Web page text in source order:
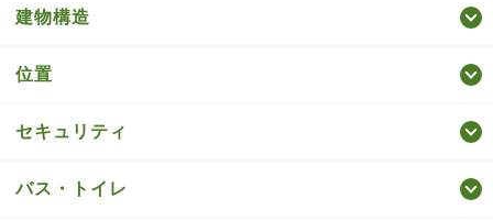
建物構造
位置
セキュリティ
バス・トイレ